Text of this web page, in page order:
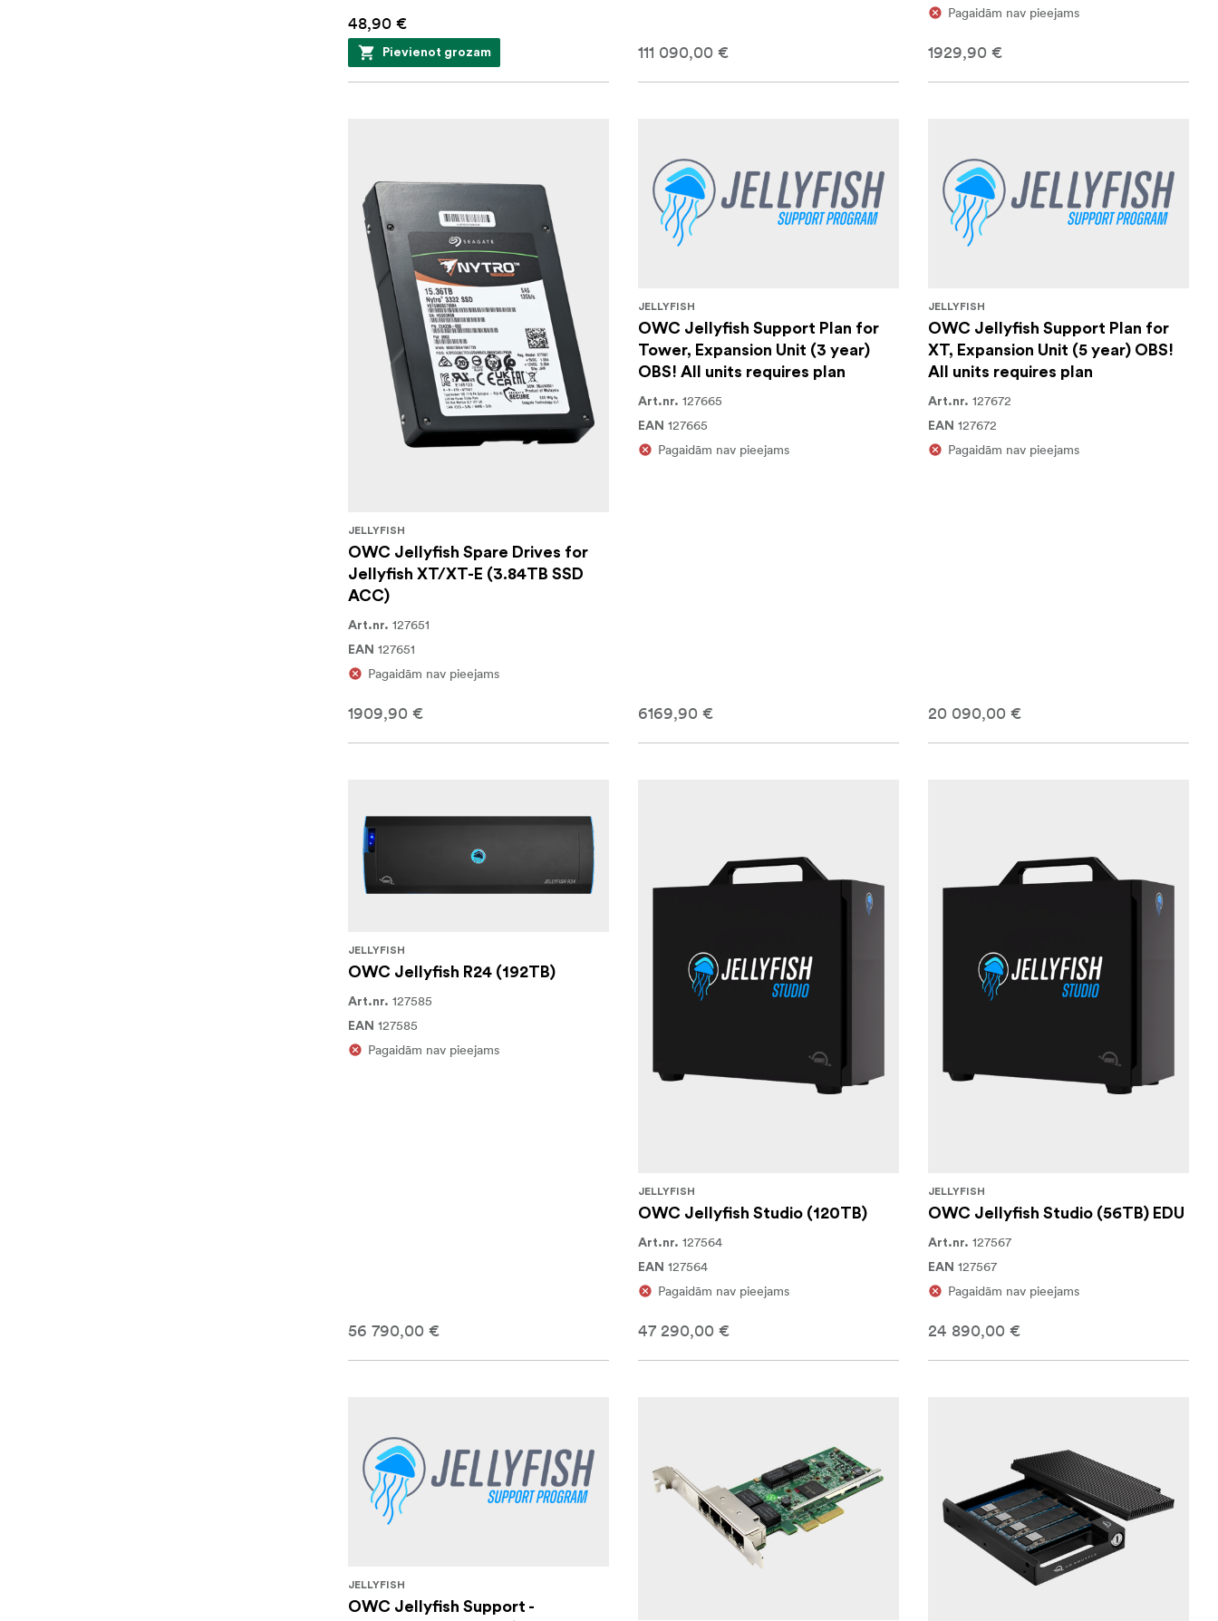
48,90 €
Pievienot grozam 111 090,00 €
Pagaidām nav pieejams
1929,90 €
JELLYFISH
OWC Jellyfish Spare Drives for
Jellyfish XT/XT-E (3.84TB SSD
ACC)
Art.nr. 127651
EAN 127651
Pagaidām nav pieejams
1909,90 €
JELLYFISH
OWC Jellyfish Support Plan for
Tower, Expansion Unit (3 year)
OBS! All units requires plan
Art.nr. 127665
EAN 127665
Pagaidām nav pieejams
6169,90 €
JELLYFISH
OWC Jellyfish Support Plan for
XT, Expansion Unit (5 year) OBS!
All units requires plan
Art.nr. 127672
EAN 127672
Pagaidām nav pieejams
20 090,00 €
JELLYFISH
OWC Jellyfish R24 (192TB)
Art.nr. 127585
EAN 127585
Pagaidām nav pieejams
56 790,00 €
JELLYFISH
OWC Jellyfish Studio (120TB)
Art.nr. 127564
EAN 127564
Pagaidām nav pieejams
47 290,00 €
JELLYFISH
OWC Jellyfish Studio (56TB) EDU
Art.nr. 127567
EAN 127567
Pagaidām nav pieejams
24 890,00 €
JELLYFISH
OWC Jellyfish Support -